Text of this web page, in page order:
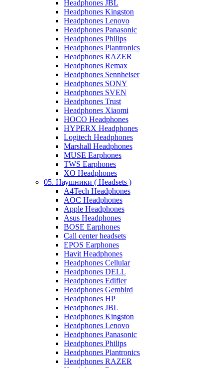
Headphones JBL
Headphones Kingston
Headphones Lenovo
Headphones Panasonic
Headphones Philips
Headphones Plantronics
Headphones RAZER
Headphones Remax
Headphones Sennheiser
Headphones SONY
Headphones SVEN
Headphones Trust
Headphones Xiaomi
HOCO Headphones
HYPERX Headphones
Logitech Headphones
Marshall Headphones
MUSE Earphones
TWS Earphones
XO Headphones
05. Наушники ( Headsets )
A4Tech Headphones
AOC Headphones
Apple Headphones
Asus Headphones
BOSE Earphones
Call center headsets
EPOS Earphones
Havit Headphones
Headphones Cellular
Headphones DELL
Headphones Edifier
Headphones Gembird
Headphones HP
Headphones JBL
Headphones Kingston
Headphones Lenovo
Headphones Panasonic
Headphones Philips
Headphones Plantronics
Headphones RAZER